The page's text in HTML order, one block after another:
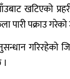
खटिएको
पक्राउ
गरिरहेको